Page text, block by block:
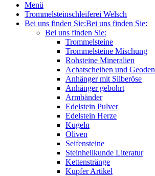
Menü
Trommelsteinschleiferei Welsch
Bei uns finden Sie:Bei uns finden Sie:
Bei uns finden Sie:
Trommelsteine
Trommelsteine Mischung
Rohsteine Mineralien
Achatscheiben und Geoden
Anhänger mit Silberöse
Anhänger gebohrt
Armbänder
Edelstein Pulver
Edelstein Herze
Kugeln
Oliven
Seifensteine
Steinheilkunde Literatur
Kettenstränge
Kupfer Artikel